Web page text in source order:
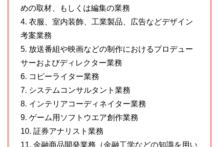
めの取材、もしくは編集の業務
4. 衣服、室内装飾、工業製品、広告などデザイン
考案業務
5. 放送番組や映画などの制作におけるプロデュー
サーおよびディレクター業務
6. コピーライター業務
7. システムコンサルタント業務
8. インテリアコーディネイター業務
9. ゲーム用ソフトウエア創作業務
10. 証券アナリスト業務
11. 金融商品開発業務（金融工学などの知識を用い